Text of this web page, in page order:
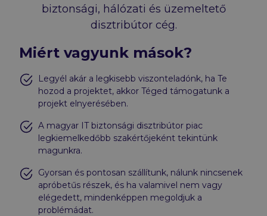
biztonsági, hálózati és üzemeltető
disztribútor cég.
Miért vagyunk mások?
Legyél akár a legkisebb viszonteladónk, ha Te
hozod a projektet, akkor Téged támogatunk a
projekt elnyerésében.
A magyar IT biztonsági disztribútor piac
legkiemelkedőbb szakértőjeként tekintünk
magunkra.
Gyorsan és pontosan szállítunk, nálunk nincsenek
apróbetűs részek, és ha valamivel nem vagy
elégedett, mindenképpen megoldjuk a
problémádat.